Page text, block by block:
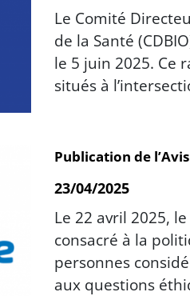
Le Comité
de la Santé
le 5 juin 2025. Ce
situés à
Publication de
23/04/2025
Le 22 avril 2025,
consacré à la
personnes
aux questions